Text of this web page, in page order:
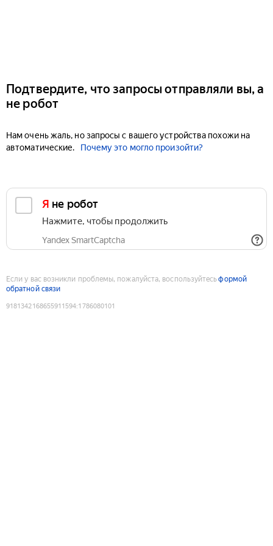
Подтвердите, что запросы отправляли вы, а
не робот
Нам очень жаль, но запросы с вашего устройства похожи на
автоматические.
Почему это могло произойти?
Я не робот
Нажмите, чтобы продолжить
Yandex SmartCaptcha
Если у вас возникли проблемы, пожалуйста, воспользуйтесьформой
обратной связи
9181342168655911594:1786080101